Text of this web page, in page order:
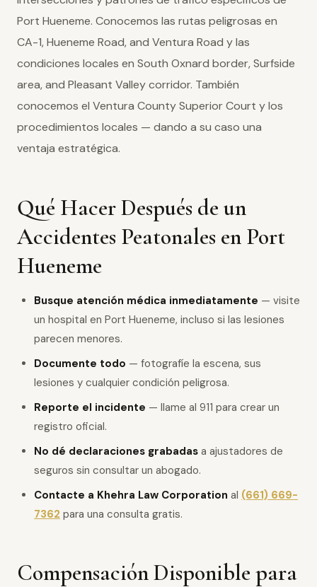
Port Hueneme. Conocemos las rutas peligrosas en
CA-1, Hueneme Road, and Ventura Road y las
condiciones locales en South Oxnard border, Surfside
area, and Pleasant Valley corridor. También
conocemos el Ventura County Superior Court y los
procedimientos locales — dando a su caso una
ventaja estratégica.
Qué Hacer Después de un
Accidentes Peatonales en Port
Hueneme
Busque atención médica inmediatamente — visite
un hospital en Port Hueneme, incluso si las lesiones
parecen menores.
Documente todo — fotografíe la escena, sus
lesiones y cualquier condición peligrosa.
Reporte el incidente — llame al 911 para crear un
registro oficial.
No dé declaraciones grabadas a ajustadores de
seguros sin consultar un abogado.
Contacte a Khehra Law Corporation al (661) 669-
7362 para una consulta gratis.
Compensación Disponible para